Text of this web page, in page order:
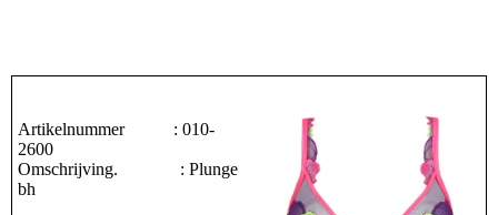
Artikelnummer : 010-
2600
Omschrijving. : Plunge
bh